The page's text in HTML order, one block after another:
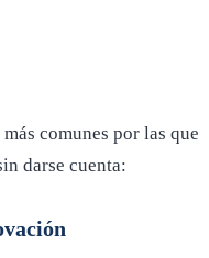
comunes por las que
darse cuenta: